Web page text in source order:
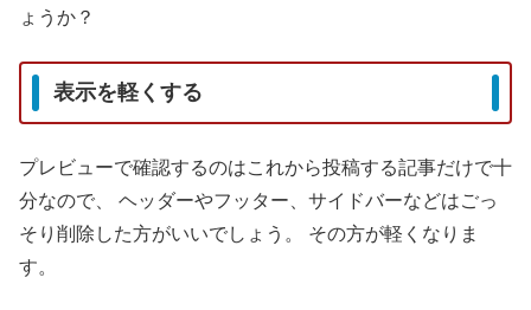
ょうか？
表示を軽くする
プレビューで確認するのはこれから投稿する記事だけで十
分なので、
ヘッダーやフッター、サイドバーなどはごっ
そり削除した方がいいでしょう。
その方が軽くなりま
す。